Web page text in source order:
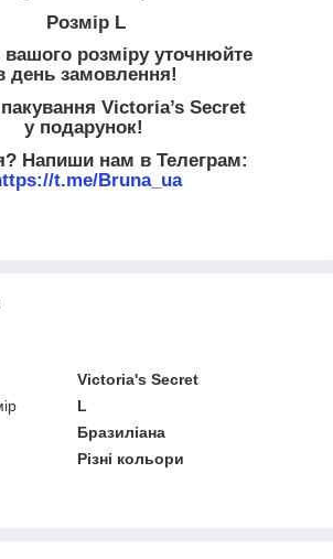
Розмір L
вашого розміру уточнюйте
день замовлення!
Victoria’s Secret
у подарунок!
Напиши нам в Телеграм:
t.me/Bruna_ua
Victoria's Secret
L
Бразиліана
Різні кольори